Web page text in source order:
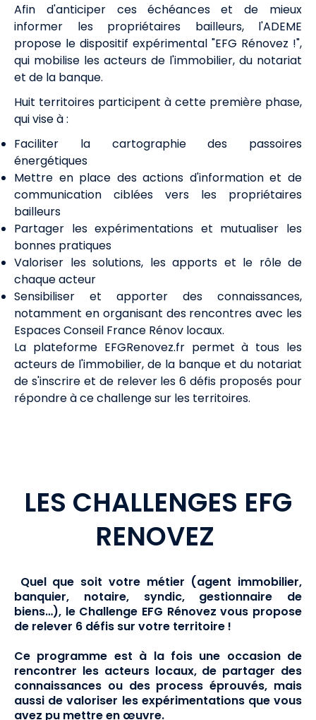
Afin d'anticiper ces échéances et de mieux
informer les propriétaires bailleurs, l'ADEME
propose le dispositif expérimental "EFG Rénovez !",
qui mobilise les acteurs de l'immobilier, du notariat
et de la banque.
Huit territoires participent à cette première phase,
qui vise à :
Faciliter la cartographie des passoires
énergétiques
Mettre en place des actions d'information et de
communication ciblées vers les propriétaires
bailleurs
Partager les expérimentations et mutualiser les
bonnes pratiques
Valoriser les solutions, les apports et le rôle de
chaque acteur
Sensibiliser et apporter des connaissances,
notamment en organisant des rencontres avec les
Espaces Conseil France Rénov locaux.
La plateforme EFGRenovez.fr permet à tous les
acteurs de l'immobilier, de la banque et du notariat
de s'inscrire et de relever les 6 défis proposés pour
répondre à ce challenge sur les territoires.
LES CHALLENGES EFG
RENOVEZ
Quel que soit votre métier (agent immobilier,
banquier, notaire, syndic, gestionnaire de
biens…), le Challenge EFG Rénovez vous propose
de relever 6 défis sur votre territoire !
Ce programme est à la fois une occasion de
rencontrer les acteurs locaux, de partager des
connaissances ou des process éprouvés, mais
aussi de valoriser les expérimentations que vous
avez pu mettre en œuvre.